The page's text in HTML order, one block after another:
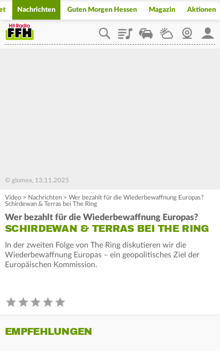
Nachrichten Guten Morgen Hessen Magazin Aktionen
PlaylistStaupilotWetterWebcam
© glomex, 13.11.2025
Video > Nachrichten > Wer bezahlt für die Wiederbewaffnung Europas?
Schirdewan & Terras bei The Ring
Wer bezahlt für die Wiederbewaffnung Europas?
SCHIRDEWAN & TERRAS BEI THE RING
In der zweiten Folge von The Ring diskutieren wir die
Wiederbewaffnung Europas – ein geopolitisches Ziel der
Europäischen Kommission.
EMPFEHLUNGEN